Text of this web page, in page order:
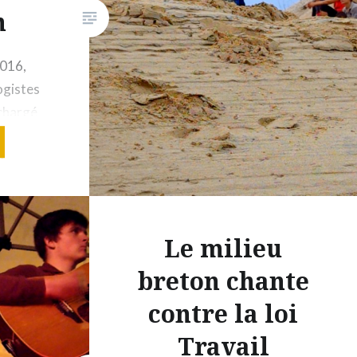
Grain
et Nuit
Le milieu
breton chante
contre la loi
Travail